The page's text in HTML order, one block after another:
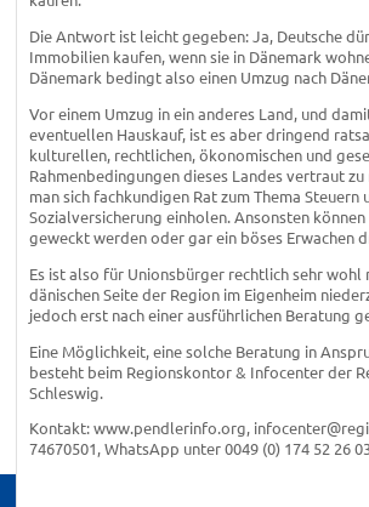
Die Antwort ist leicht gegeben: Ja, Deutsche
Immobilien kaufen, wenn sie in Dänemark
Dänemark bedingt also einen Umzug nach
Vor einem Umzug in ein anderes Land, und
eventuellen Hauskauf, ist es aber dringend
kulturellen, rechtlichen, ökonomischen und
Rahmenbedingungen dieses Landes vertraut
man sich fachkundigen Rat zum Thema Steuern
Sozialversicherung einholen. Ansonsten
geweckt werden oder gar ein böses Erwachen
Es ist also für Unionsbürger rechtlich sehr wohl
dänischen Seite der Region im Eigenheim
jedoch erst nach einer ausführlichen Beratung
Eine Möglichkeit, eine solche Beratung in
besteht beim Regionskontor & Infocenter der
Schleswig.
Kontakt: www.pendlerinfo.org,
74670501, WhatsApp unter 0049 (0) 174 52 26